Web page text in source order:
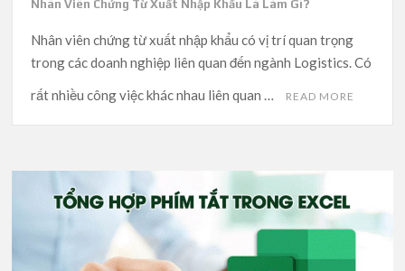
Nhân Viên Chứng Từ Xuất Nhập Khẩu Là Làm Gì?
Nhân viên chứng từ xuất nhập khẩu có vị trí quan trọng
trong các doanh nghiệp liên quan đến ngành Logistics. Có
rất nhiều công việc khác nhau liên quan …
READ MORE